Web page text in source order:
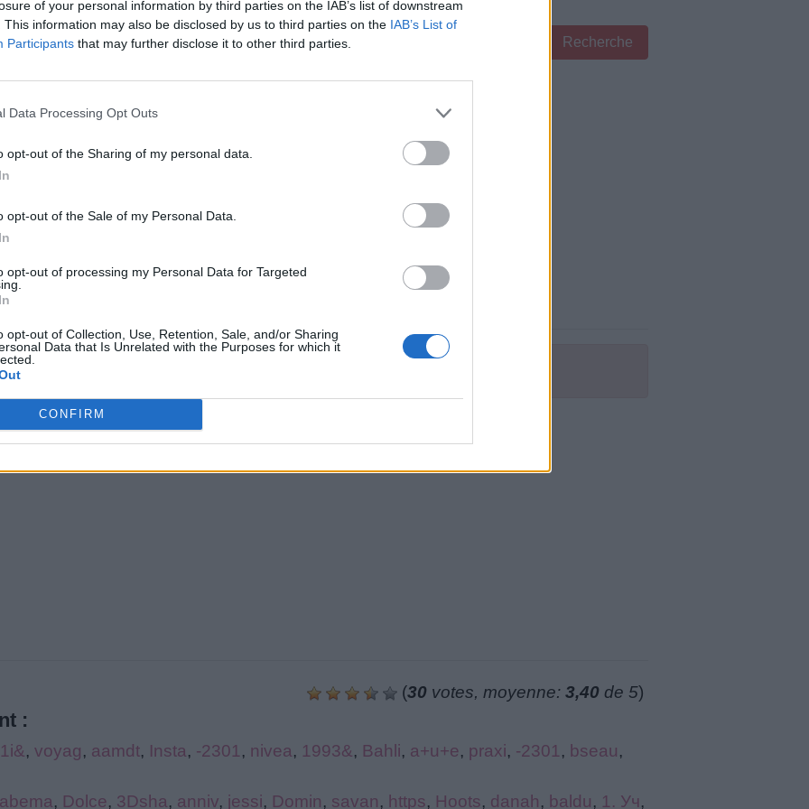
of your personal information by third parties on the IAB’s list of downstream
This information may also be disclosed by us to third parties on the IAB’s List of
Participants that may further disclose it to other third parties.
Data Processing Opt Outs
opt-out of the Sharing of my personal data.
opt-out of the Sale of my Personal Data.
opt-out of processing my Personal Data for Targeted
opt-out of Collection, Use, Retention, Sale, and/or Sharing
Data that Is Unrelated with the Purposes for which it
CONFIRM
Entrez un mot :
Recherche
(30 votes, moyenne: 3,40 de 5)
:
, voyag, aamdt, Insta, -2301 , nivea, 1993&, Bahli, a+u+e, praxi, -2301 , bseau,
abema, Dolce, 3Dsha, anniv, jessi, Domin, savan, https, Hoots, danah, baldu, 1. Уч,